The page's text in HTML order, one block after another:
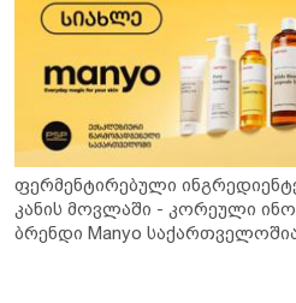
ფერმენტირებული
კანის მოვლაში - კორეული
ბრენდი Manyo